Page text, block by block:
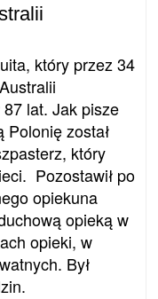
który przez 34
lat. Jak pisze
został
który
Pozostawił po
opiekuna
opieką w
opieki, w
Był